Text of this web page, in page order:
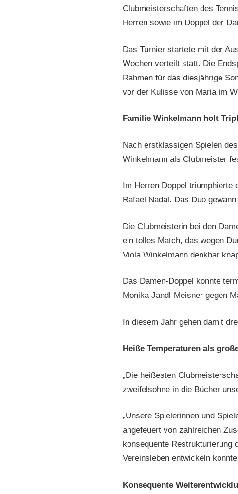
Clubmeisterschaften des
Herren sowie im Doppel der
Das Turnier startete mit der
Wochen verteilt statt. Die
Rahmen für das diesjährige
vor der Kulisse von Maria im
Familie Winkelmann holt
Nach erstklassigen Spielen
Winkelmann als Clubmeister
Im Herren Doppel triumphierte
Rafael Nadal. Das Duo
Die Clubmeisterin bei den
ein tolles Match, das wegen
Viola Winkelmann denkbar
Das Damen-Doppel konnte
Monika Jandl-Meisner gegen
In diesem Jahr gehen damit
Heiße Temperaturen als
„Die heißesten
zweifelsohne in die Bücher
„Unsere Spielerinnen und
angefeuert von zahlreichen
konsequente Restrukturierung
Vereinsleben entwickeln
Konsequente